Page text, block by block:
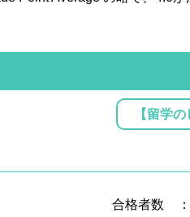
【留学
合格者数 ：